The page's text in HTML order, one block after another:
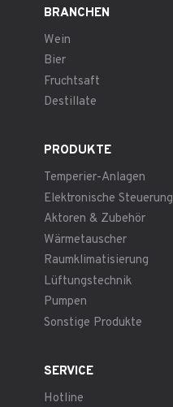
BRANCHEN
Wein
Bier
Fruchtsaft
Destillate
PRODUKTE
Temperier-Anlagen
Elektronische Steuerung
Aktoren & Zubehör
Wärmetauscher
Raumklimatisierung
Lüftungstechnik
Pumpen
Sonstige Produkte
SERVICE
Hotline